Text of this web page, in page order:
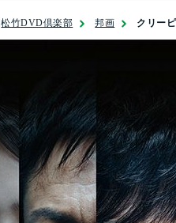
松竹DVD倶楽部 邦画 クリー